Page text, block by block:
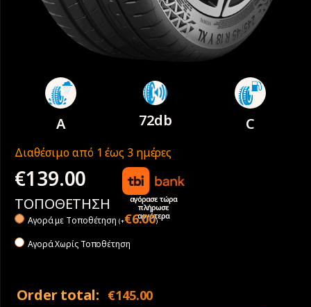
A 72db C
Διαθέσιμο από 1 έως 3 ημέρες
€139.00
αγόρασε τώρα
πλήρωσε
αργότερα
ΤΟΠΟΘΕΤΗΣΗ
Αγορά με Tοποθέτηση (+€6.00)
Αγορά Χωρίς Τοποθέτηση
Order total: €145.00